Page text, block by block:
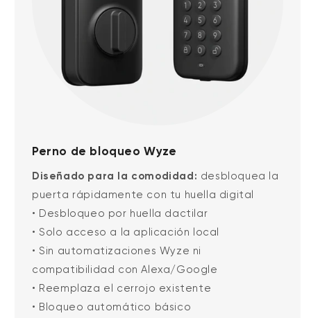
Perno de bloqueo Wyze
Diseñado para la comodidad: desbloquea la
puerta rápidamente con tu huella digital
• Desbloqueo por huella dactilar
• Solo acceso a la aplicación local
• Sin automatizaciones Wyze ni
compatibilidad con Alexa/Google
• Reemplaza el cerrojo existente
• Bloqueo automático básico